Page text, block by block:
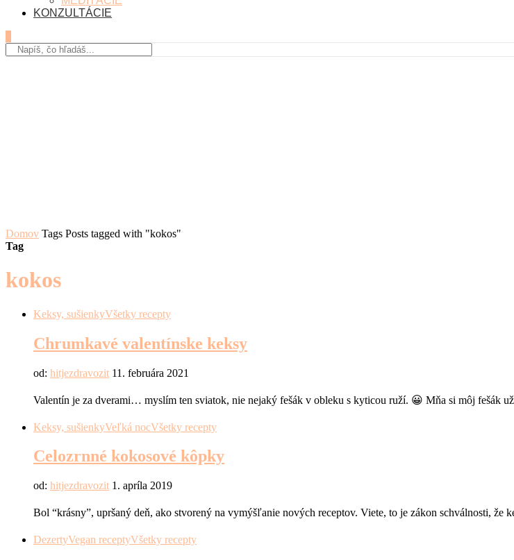
KONZULTÁCIE
Domov Tags Posts tagged with "kokos"
Tag
kokos
Keksy, sušienkyVšetky recepty
Chrumkavé valentínske keksy
od: hitjezdravozit 11. februára 2021
Valentín je za dverami… myslím ten sviatok, nie nejaký fešák v obleku s kyticou ruží. 😀 Mňa si môj fešák
Keksy, sušienkyVeľká nocVšetky recepty
Celozrnné kokosové kôpky
od: hitjezdravozit 1. apríla 2019
Bol “krásny”, upršaný deň, ako stvorený na vymýšľanie nových receptov. Viete, to je zákon schválnosti,
DezertyVegan receptyVšetky recepty